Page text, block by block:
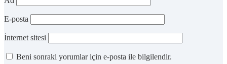
E-posta
İnternet sitesi
Beni sonraki yorumlar için e-posta ile bilgilendir.